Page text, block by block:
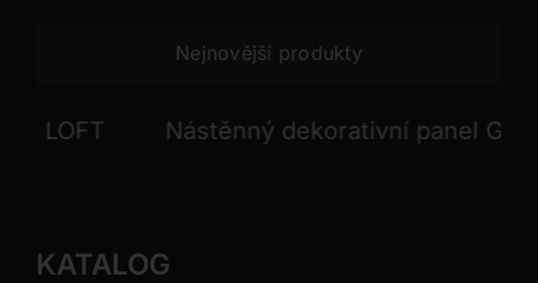
Nejnovější produkty
Nástěnný dekorativní panel GONG
KATALOG